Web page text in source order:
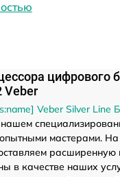
цифрового
Veber
Veber Silver Line
мастерами.
в качестве наших